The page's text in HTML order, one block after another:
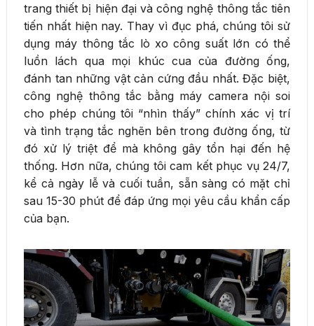
trang thiết bị hiện đại và công nghệ thông tắc tiên
tiến nhất hiện nay. Thay vì đục phá, chúng tôi sử
dụng máy thông tắc lò xo công suất lớn có thể
luồn lách qua mọi khúc cua của đường ống,
đánh tan những vật cản cứng đầu nhất. Đặc biệt,
công nghệ thông tắc bằng máy camera nội soi
cho phép chúng tôi “nhìn thấy” chính xác vị trí
và tình trạng tắc nghẽn bên trong đường ống, từ
đó xử lý triệt để mà không gây tổn hại đến hệ
thống. Hơn nữa, chúng tôi cam kết phục vụ 24/7,
kể cả ngày lễ và cuối tuần, sẵn sàng có mặt chỉ
sau 15-30 phút để đáp ứng mọi yêu cầu khẩn cấp
của bạn.